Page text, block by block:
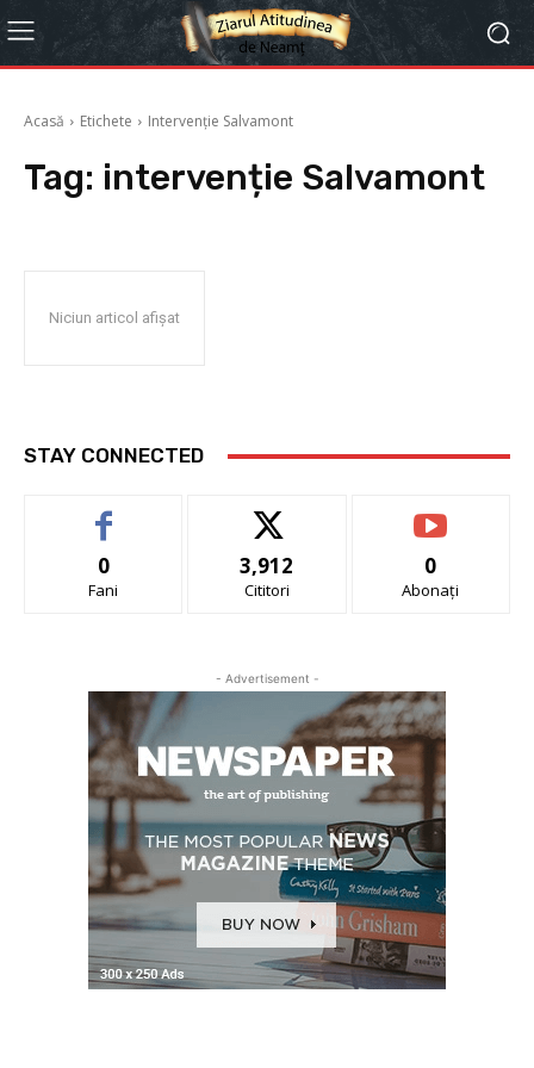
Acasă Etichete Intervenție Salvamont
Tag: intervenție Salvamont
Niciun articol afișat
STAY CONNECTED
0
Fani
3,912
Cititori
0
Abonați
- Advertisement -